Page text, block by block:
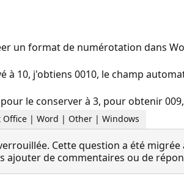
un format de numérotation dans
à 10, j'obtiens 0010, le champ
le conserver à 3, pour obtenir 009,
Office | Word | Other | Windows
Cette question a été
ajouter de commentaires ou de